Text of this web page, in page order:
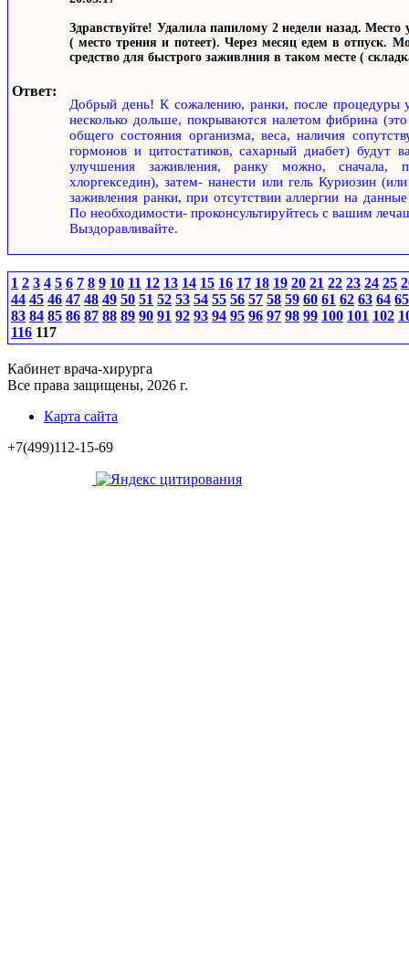
Здравствуйте! Удалила папилому 2 недели назад.
( место трения и потеет). Через месяц едем в отпуск.
средство для быстрого заживлния в таком месте (
Ответ:
Добрый день! К сожалению, ранки, после процедуры
несколько дольше, покрываются налетом фибрина
общего состояния организма, веса, наличия
гормонов и цитостатиков, сахарный диабет) будут
улучшения заживления, ранку можно, сначала,
хлоргекседин), затем- нанести или гель Куриозин
заживления ранки, при отсутствии аллергии на
По необходимости- проконсультируйтесь с вашим
Выздоравливайте.
1 2 3 4 5 6 7 8 9 10 11 12 13 14 15 16 17 18 19 20 21 22 23 24 25
44 45 46 47 48 49 50 51 52 53 54 55 56 57 58 59 60 61 62 63 64 65
83 84 85 86 87 88 89 90 91 92 93 94 95 96 97 98 99 100 101 102
116 117
Кабинет врача-хирурга
Все права защищены, 2026 г.
Карта сайта
+7(499)112-15-69